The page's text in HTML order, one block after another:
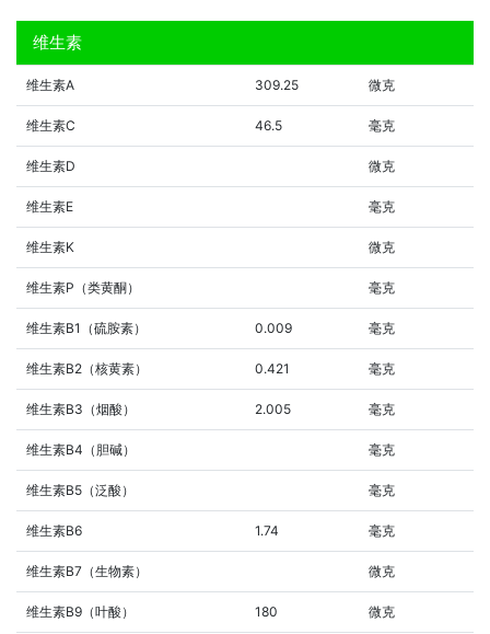
维生素
维生素A 309.25 微克
维生素C 46.5 毫克
维生素D 微克
维生素E 毫克
维生素K 微克
维生素P（类黄酮） 毫克
维生素B1（硫胺素） 0.009 毫克
维生素B2（核黄素） 0.421 毫克
维生素B3（烟酸） 2.005 毫克
维生素B4（胆碱） 毫克
维生素B5（泛酸） 毫克
维生素B6 1.74 毫克
维生素B7（生物素） 微克
维生素B9（叶酸） 180 微克